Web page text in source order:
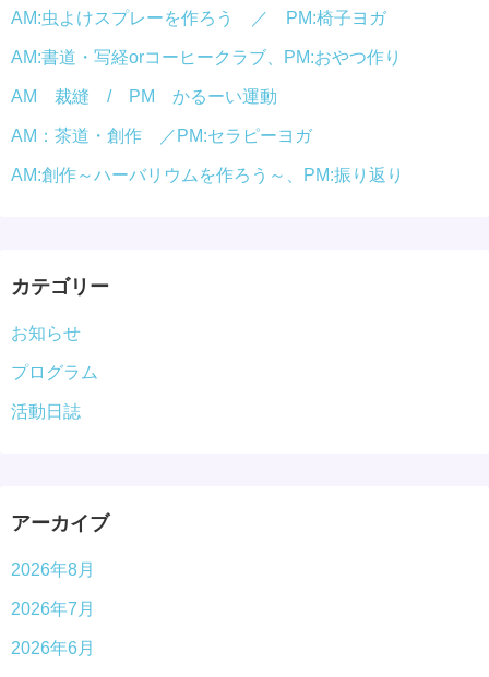
AM:虫よけスプレーを作ろう ／ PM:椅子ヨガ
AM:書道・写経orコーヒークラブ、PM:おやつ作り
AM 裁縫 / PM かるーい運動
AM：茶道・創作 ／PM:セラピーヨガ
AM:創作～ハーバリウムを作ろう～、PM:振り返り
カテゴリー
お知らせ
プログラム
活動日誌
アーカイブ
2026年8月
2026年7月
2026年6月